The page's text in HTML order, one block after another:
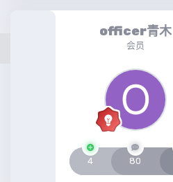
officer青木
会员
4 80